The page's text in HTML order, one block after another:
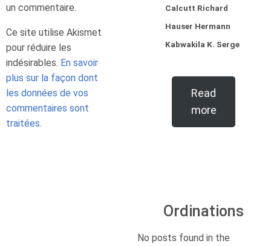
un commentaire.
Ce site utilise Akismet
pour réduire les
indésirables. En savoir
plus sur la façon dont
les données de vos
commentaires sont
traitées.
Calcutt Richard
Hauser Hermann
Kabwakila K. Serge
Read
more
Ordinations
No posts found in the